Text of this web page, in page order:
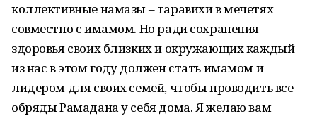
коллективные намазы – таравихи в мечетях
совместно с имамом. Но ради сохранения
здоровья своих близких и окружающих каждый
из нас в этом году должен стать имамом и
лидером для своих семей, чтобы проводить все
обряды Рамадана у себя дома. Я желаю вам